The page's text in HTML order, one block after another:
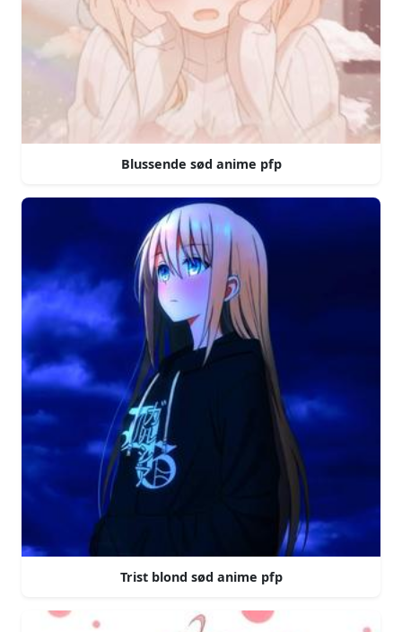
Blussende sød anime pfp
Trist blond sød anime pfp